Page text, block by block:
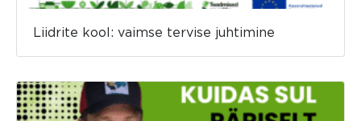
Liidrite kool: vaimse tervise juhtimine